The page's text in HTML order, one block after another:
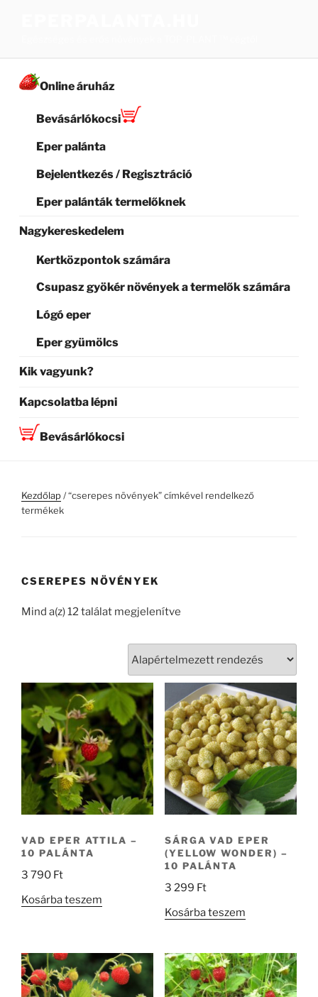
Online áruház
Bevásárlókocsi
Eper palánta
Bejelentkezés / Regisztráció
Eper palánták termelőknek
Nagykereskedelem
Kertközpontok számára
Csupasz gyökér növények a termelők számára
Lógó eper
Eper gyümölcs
Kik vagyunk?
Kapcsolatba lépni
Bevásárlókocsi
Kezdőlap/ “cserepes növények” címkével rendelkező
termékek
CSEREPES NÖVÉNYEK
Mind a(z) 12 találat megjelenítve
VAD EPER ATTILA –
10 PALÁNTA
3 790 Ft
Kosárba teszem
SÁRGA VAD EPER
(YELLOW WONDER) –
10 PALÁNTA
3 299 Ft
Kosárba teszem